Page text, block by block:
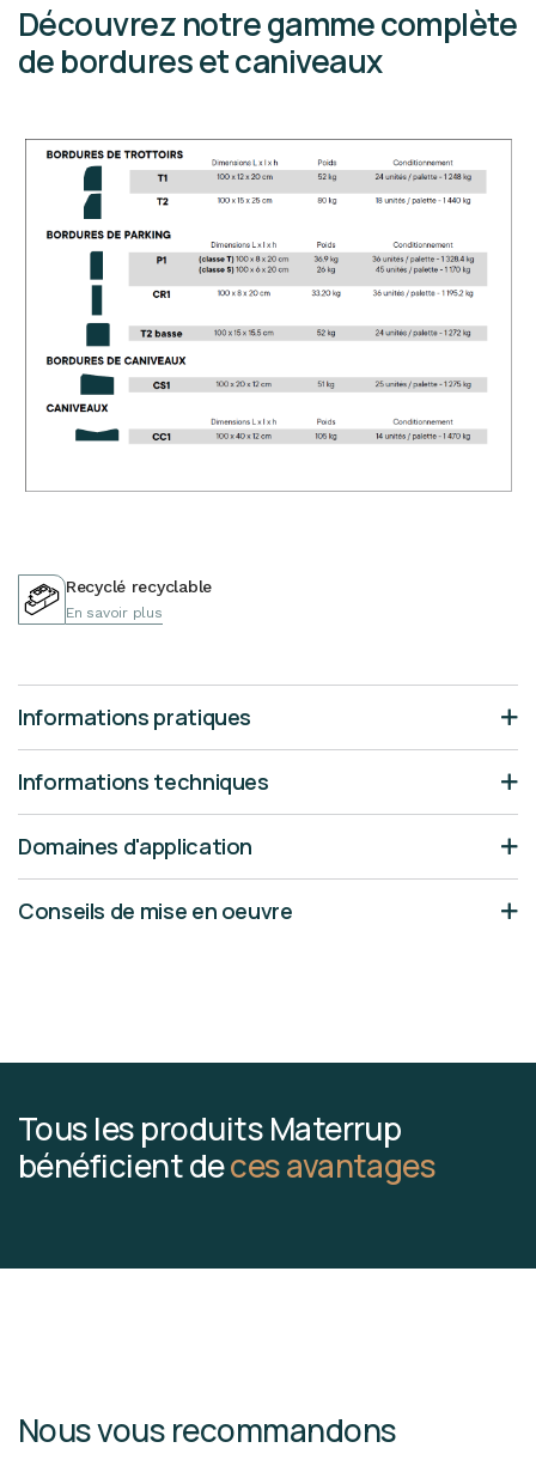
Découvrez notre gamme complète
de bordures et caniveaux
Recyclé recyclable
En savoir plus
Informations pratiques
Informations techniques
Domaines d'application
Conseils de mise en oeuvre
Tous les produits Materrup
bénéficient deces avantages
Nous vous recommandons